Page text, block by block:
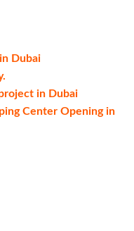
Dubai
in Dubai
Center Opening in